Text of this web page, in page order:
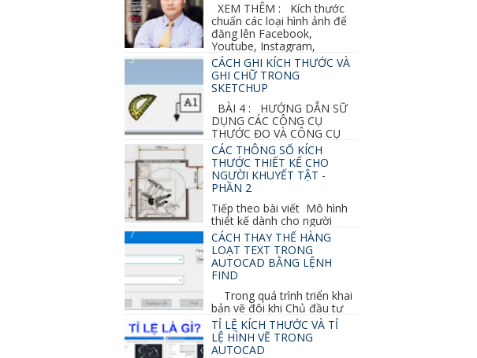
XEM THÊM : Kích thước
chuẩn các loại hình ảnh để
đăng lên Facebook,
Youtube, Instagram,
Linkedin, Pinterest...CÁCH GHI KÍCH THƯỚC VÀ
GHI CHỮ TRONG
SKETCHUP
BÀI 4 : HƯỚNG DẪN SỮ
DỤNG CÁC CÔNG CỤ
THƯỚC ĐO VÀ CÔNG CỤ
GHI CHỮ 2D, 3D TRONG SKETCHUP Ở bài
học trước ta đã...
CÁC THÔNG SỐ KÍCH
THƯỚC THIẾT KẾ CHO
NGƯỜI KHUYẾT TẬT -
PHẦN 2
Tiếp theo bài viết Mô hình
thiết kế dành cho người
khuyết tật ở phần 1 chúng ta cùng tìm hiểu
thêm các vấn đề và...
CÁCH THAY THẾ HÀNG
LOẠT TEXT TRONG
AUTOCAD BẰNG LỆNH
FIND
Trong quá trình triển khai
bản vẽ đôi khi Chủ đầu tư
thay đổi thiết kế hoặc do bản vẽ mình ghi chú
sai mục nào đó...
TỈ LỆ KÍCH THƯỚC VÀ TỈ
LỆ HÌNH VẼ TRONG
AUTOCAD